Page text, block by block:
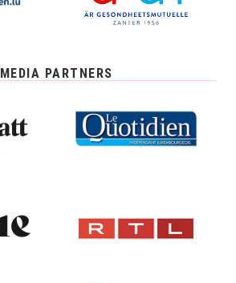
MEDIA PARTNERS